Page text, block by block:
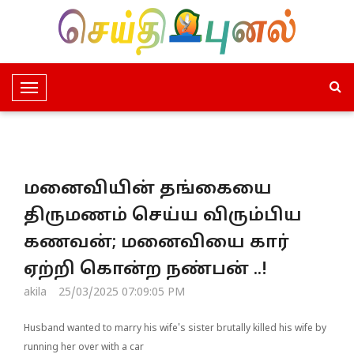
T
o
e
N
a
v
g
a
மனைவியின் தங்கையை
திருமணம் செய்ய விரும்பிய
கணவன்; மனைவியை கார்
ஏற்றி கொன்ற நண்பன் ..!
akila 25/03/2025 07:09:05 PM
Husband wanted to marry his wife's sister brutally killed his wife by
running her over with a car